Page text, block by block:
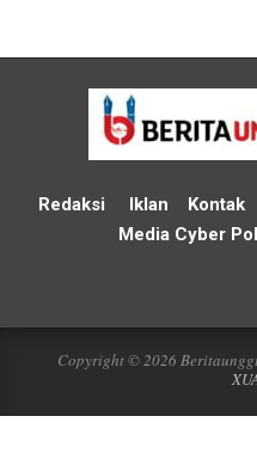
Redaksi Iklan Kontak
Media Cyber
Copyright © 2026